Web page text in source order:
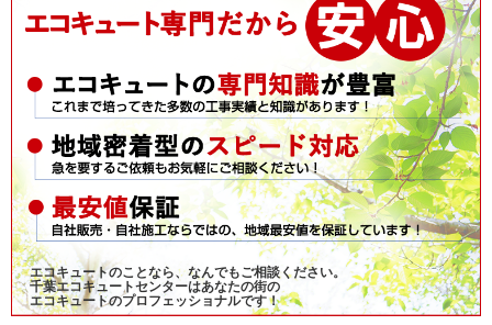
エコキュートのことなら、なんでもご相談ください。
千葉エコキュートセンターはあなたの街の
エコキュートのプロフェッショナルです！